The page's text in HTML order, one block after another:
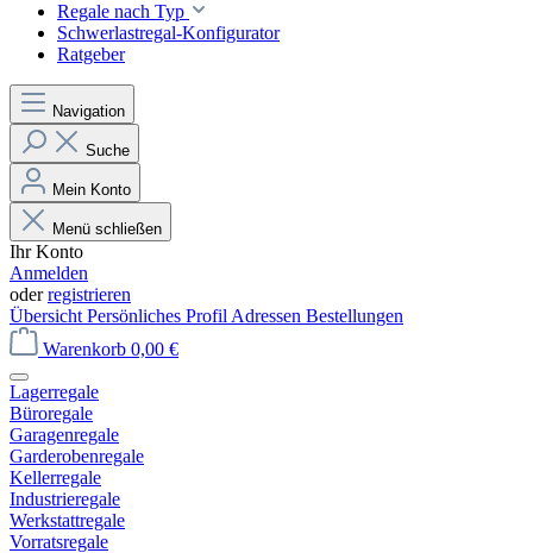
Regale nach Typ
Schwerlastregal-Konfigurator
Ratgeber
Navigation
Suche
Mein Konto
Menü schließen
Ihr Konto
Anmelden
oderregistrieren
Übersicht Persönliches Profil Adressen Bestellungen
Warenkorb 0,00 €
Lagerregale
Büroregale
Garagenregale
Garderobenregale
Kellerregale
Industrieregale
Werkstattregale
Vorratsregale